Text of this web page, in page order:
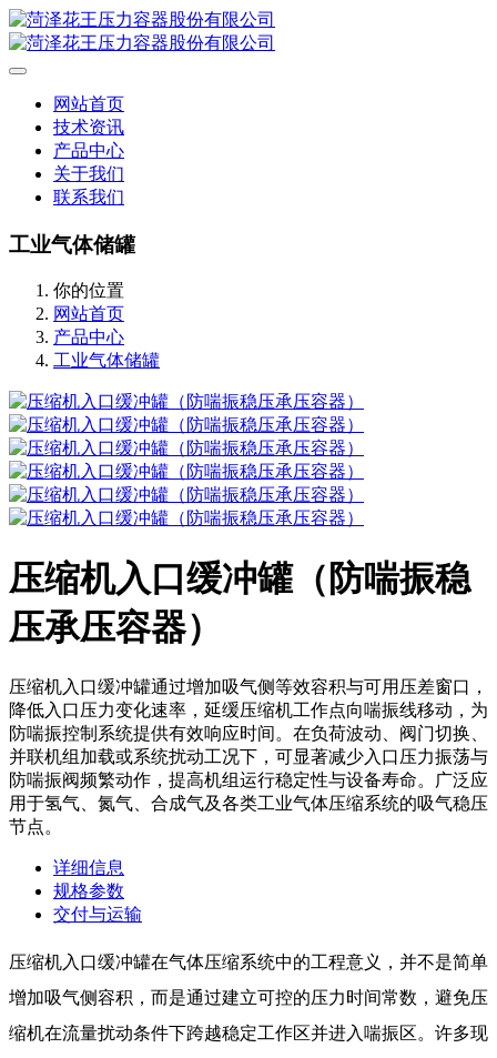
网站首页
技术资讯
产品中心
关于我们
联系我们
工业气体储罐
你的位置
网站首页
产品中心
工业气体储罐
压缩机入口缓冲罐（防喘振稳
压承压容器）
压缩机入口缓冲罐通过增加吸气侧等效容积与可用压差窗口，
降低入口压力变化速率，延缓压缩机工作点向喘振线移动，为
防喘振控制系统提供有效响应时间。在负荷波动、阀门切换、
并联机组加载或系统扰动工况下，可显著减少入口压力振荡与
防喘振阀频繁动作，提高机组运行稳定性与设备寿命。广泛应
用于氢气、氮气、合成气及各类工业气体压缩系统的吸气稳压
节点。
详细信息
规格参数
交付与运输
压缩机入口缓冲罐在气体压缩系统中的工程意义，并不是简单
增加吸气侧容积，而是通过建立可控的压力时间常数，避免压
缩机在流量扰动条件下跨越稳定工作区并进入喘振区。许多现